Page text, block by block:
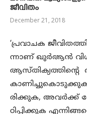
ജീവിതം
December 21, 2018
‘പ്രവാചക
ന്നാണ് ഖുര്‍ആന്‍
ആസ്തിക്യത്തിന്‍റെ
രിക്കുക, അവര്‍ക്ക്
ഠിപ്പിക്കുക